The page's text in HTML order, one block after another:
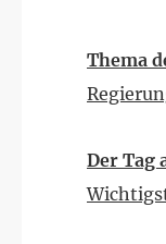
Thema
Der Tag